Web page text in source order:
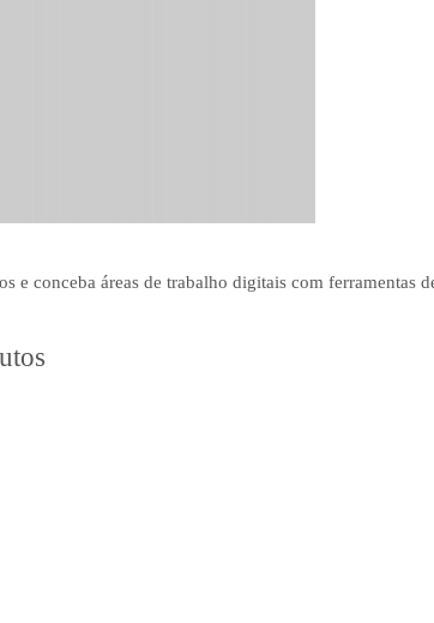
e conceba áreas de trabalho digitais com